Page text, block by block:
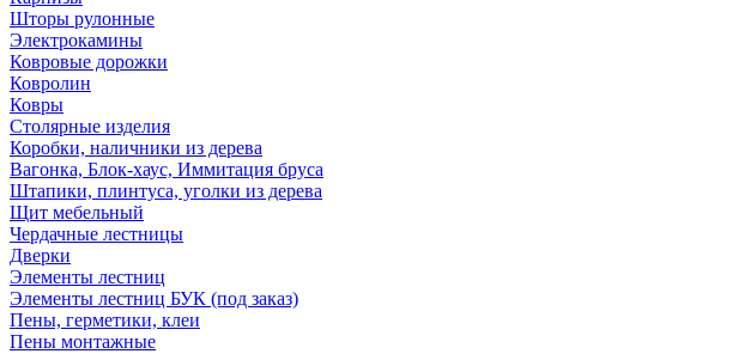
Шторы рулонные
Электрокамины
Ковровые дорожки
Ковролин
Ковры
Столярные изделия
Коробки, наличники из дерева
Вагонка, Блок-хаус, Иммитация бруса
Штапики, плинтуса, уголки из дерева
Щит мебельный
Чердачные лестницы
Дверки
Элементы лестниц
Элементы лестниц БУК (под заказ)
Пены, герметики, клеи
Пены монтажные